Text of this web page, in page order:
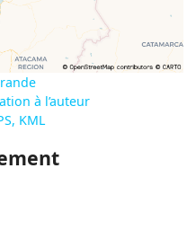
à l’auteur
KML